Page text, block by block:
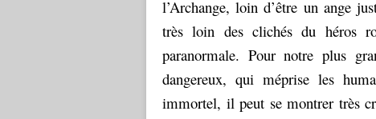
l’Archange, loin d’être un ange
très loin des clichés du héros
paranormale. Pour notre plus
dangereux, qui méprise les
immortel, il peut se montrer très